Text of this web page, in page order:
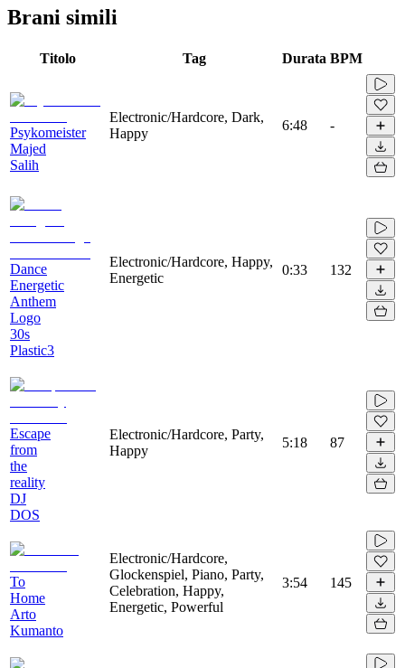
Brani simili
Titolo Tag Durata BPM
Psykomeister
Majed
Salih
Electronic/Hardcore, Dark,
Happy
6:48 -
Dance
Energetic
Anthem
Logo
30s
Plastic3
Electronic/Hardcore, Happy,
Energetic
0:33 132
Escape
from
the
reality
DJ
DOS
Electronic/Hardcore, Party,
Happy
5:18 87
To
Home
Arto
Kumanto
Electronic/Hardcore,
Glockenspiel, Piano, Party,
Celebration, Happy,
Energetic, Powerful
3:54 145